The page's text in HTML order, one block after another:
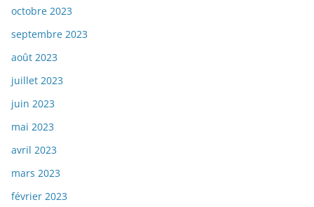
octobre 2023
septembre 2023
août 2023
juillet 2023
juin 2023
mai 2023
avril 2023
mars 2023
février 2023